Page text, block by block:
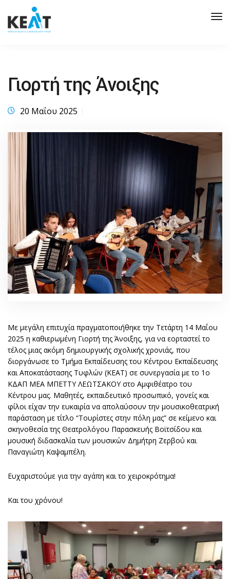
Γιορτή της Άνοιξης
20 Μαΐου 2025
Με μεγάλη επιτυχία πραγματοποιήθηκε την Τετάρτη 14 Μαΐου
2025 η καθιερωμένη Γιορτή της Άνοιξης, για να εορταστεί το
τέλος μιας ακόμη δημιουργικής σχολικής χρονιάς, που
διοργάνωσε το Τμήμα Εκπαίδευσης του Κέντρου Εκπαίδευσης
και Αποκατάστασης Τυφλών (ΚΕΑΤ) σε συνεργασία με το 1ο
ΚΔΑΠ ΜΕΑ ΜΠΕΤΤΥ ΛΕΩΤΣΑΚΟΥ στο Αμφιθέατρο του
Κέντρου μας. Μαθητές, εκπαιδευτικό προσωπικό, γονείς και
φίλοι είχαν την ευκαιρία να απολαύσουν την μουσικοθεατρική
παράσταση με τίτλο “Τουρίστες στην πόλη μας” σε κείμενο και
σκηνοθεσία της Θεατρολόγου Παρασκευής Βοϊτσίδου και
μουσική διδασκαλία των μουσικών Δημήτρη Ζερβού και
Παναγιώτη Καψαμπέλη.
Ευχαριστούμε για την αγάπη και το χειροκρότημα!
Και του χρόνου!